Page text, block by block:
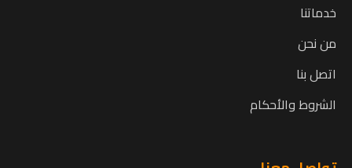
خدماتنا
من نحن
اتصل بنا
الشروط والأحكام